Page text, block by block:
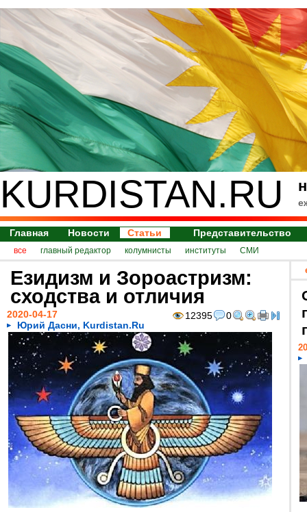
KURDISTAN.RU
Главная Новости Статьи Представительство
все главный редактор колумнисты институты СМИ
Езидизм и Зороастризм:
сходства и отличия
12395 0
2020-04-17
Юрий Дасни, Kurdistan.Ru